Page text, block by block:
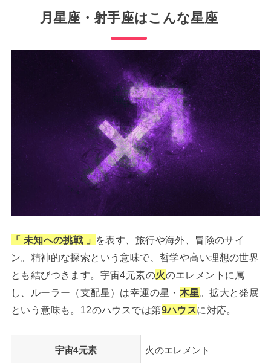
月星座・射手座はこんな星座
「 未知への挑戦 」 を表す 、旅行や海外、冒険のサイ
ン。精神的な探索という意味で、哲学や高い理想の世界
とも結びつきます。宇宙4元素の火のエレメントに属
し、ルーラー（支配星）は幸運の星・ 木星 。拡大と発展
という意味も。12のハウスでは第9ハウスに対応。
宇宙4元素 火のエレメント